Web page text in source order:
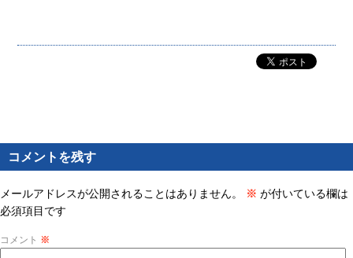
コメントを残す
メールアドレスが公開されることはありません。 ※ が付いている欄は
必須項目です
コメント ※